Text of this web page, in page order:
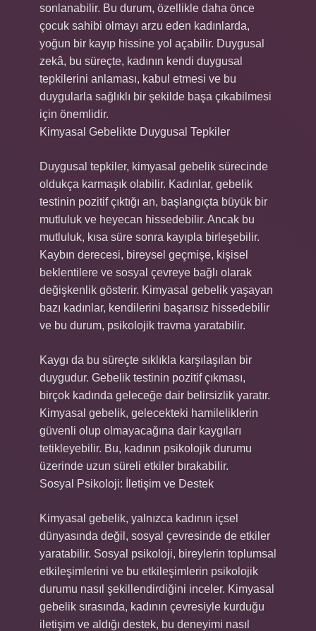
sonlanabilir. Bu durum, özellikle daha önce
çocuk sahibi olmayı arzu eden kadınlarda,
yoğun bir kayıp hissine yol açabilir. Duygusal
zekâ, bu süreçte, kadının kendi duygusal
tepkilerini anlaması, kabul etmesi ve bu
duygularla sağlıklı bir şekilde başa çıkabilmesi
için önemlidir.
Kimyasal Gebelikte Duygusal Tepkiler
Duygusal tepkiler, kimyasal gebelik sürecinde
oldukça karmaşık olabilir. Kadınlar, gebelik
testinin pozitif çıktığı an, başlangıçta büyük bir
mutluluk ve heyecan hissedebilir. Ancak bu
mutluluk, kısa süre sonra kayıpla birleşebilir.
Kaybın derecesi, bireysel geçmişe, kişisel
beklentilere ve sosyal çevreye bağlı olarak
değişkenlik gösterir. Kimyasal gebelik yaşayan
bazı kadınlar, kendilerini başarısız hissedebilir
ve bu durum, psikolojik travma yaratabilir.
Kaygı da bu süreçte sıklıkla karşılaşılan bir
duygudur. Gebelik testinin pozitif çıkması,
birçok kadında geleceğe dair belirsizlik yaratır.
Kimyasal gebelik, gelecekteki hamileliklerin
güvenli olup olmayacağına dair kaygıları
tetikleyebilir. Bu, kadının psikolojik durumu
üzerinde uzun süreli etkiler bırakabilir.
Sosyal Psikoloji: İletişim ve Destek
Kimyasal gebelik, yalnızca kadının içsel
dünyasında değil, sosyal çevresinde de etkiler
yaratabilir. Sosyal psikoloji, bireylerin toplumsal
etkileşimlerini ve bu etkileşimlerin psikolojik
durumu nasıl şekillendirdiğini inceler. Kimyasal
gebelik sırasında, kadının çevresiyle kurduğu
iletişim ve aldığı destek, bu deneyimi nasıl